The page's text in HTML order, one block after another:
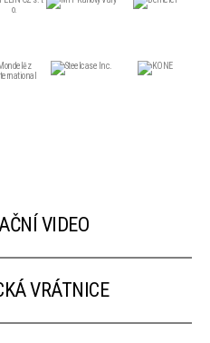
VIDEO
VRÁTNICE